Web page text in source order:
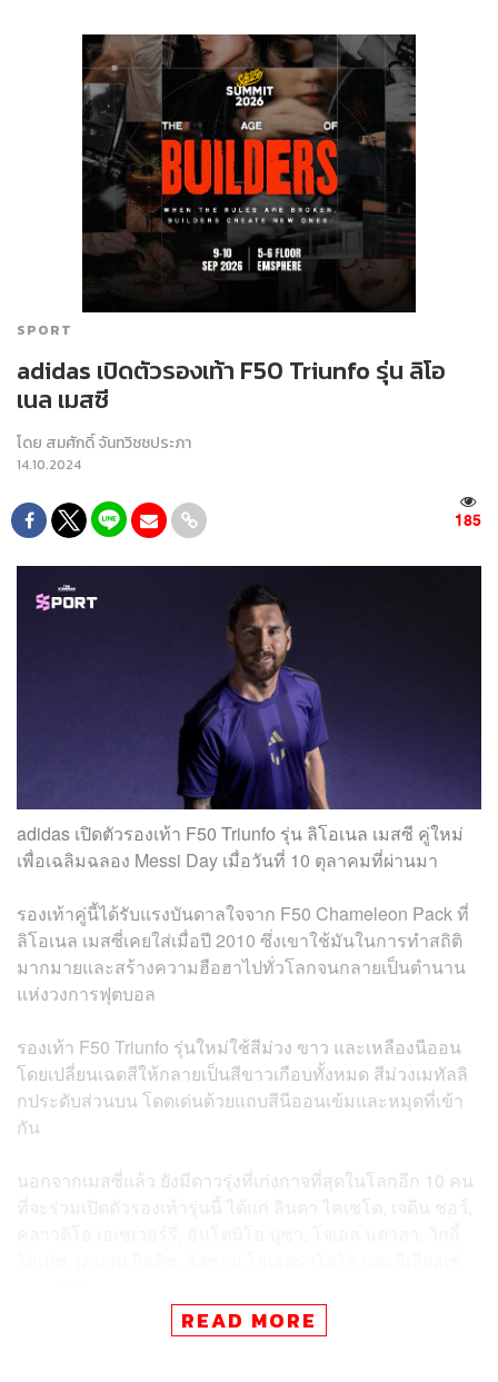
SPORT
adidas เปิดตัวรองเท้า F50 Triunfo รุ่น ลิโอ
เนล เมสซี
โดย สมศักดิ์ จันทวิชชประภา
14.10.2024
185
adidas เปิดตัวรองเท้า F50 Triunfo รุ่น ลิโอเนล เมสซี คู่ใหม่
เพื่อเฉลิมฉลอง Messi Day เมื่อวันที่ 10 ตุลาคมที่ผ่านมา
รองเท้าคู่นี้ได้รับแรงบันดาลใจจาก F50 Chameleon Pack ที่
ลิโอเนล เมสซี่เคยใส่เมื่อปี 2010 ซึ่งเขาใช้มันในการทำสถิติ
มากมายและสร้างความฮือฮาไปทั่วโลกจนกลายเป็นตำนาน
แห่งวงการฟุตบอล⁣
รองเท้า F50 Triunfo รุ่นใหม่ใช้สีม่วง ขาว และเหลืองนีออน
โดยเปลี่ยนเฉดสีให้กลายเป็นสีขาวเกือบทั้งหมด สีม่วงเมทัลลิ
กประดับส่วนบน โดดเด่นด้วยแถบสีนีออนเข้มและหมุดที่เข้า
กัน⁣
นอกจากเมสซี่แล้ว ยังมีดาวรุ่งที่เก่งกาจที่สุดในโลกอีก 10 คน
ที่จะร่วมเปิดตัวรองเท้ารุ่นนี้ ได้แก่ ลินดา ไคเซโด, เจดีน ชอว์,
โดยรองเท้า F50 Triunfo รุ่น Messi ตัวนี้แล้วบนช่องทาง
READ MORE